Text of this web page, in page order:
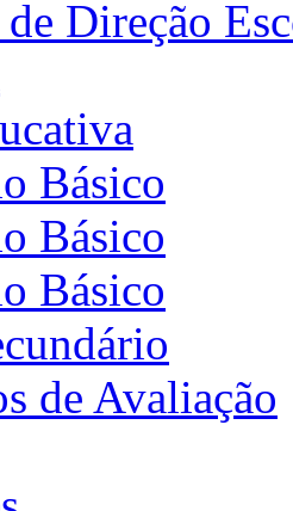
Direção
Básico
Básico
Básico
de Avaliação